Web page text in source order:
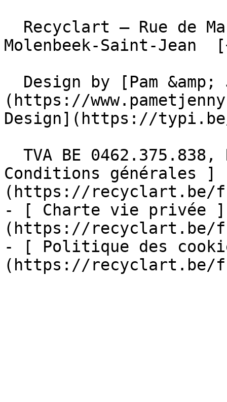
Molenbeek-Saint-
(https://
Design](https://
Conditions générales ]
(https://recyclart.be/
- [ Charte vie privée ]
(https://recyclart.be/
- [ Politique des